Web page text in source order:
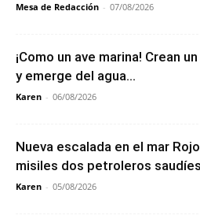
Mesa de Redacción - 07/08/2026
¡Como un ave marina! Crean
y emerge del agua...
Karen - 06/08/2026
Nueva escalada en el mar
misiles dos petroleros saudíes
Karen - 05/08/2026